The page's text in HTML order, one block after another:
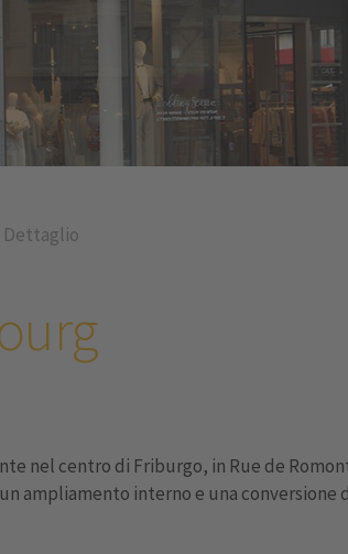
Dettaglio
nel centro di Friburgo, in Rue de
ampliamento interno e una conversione